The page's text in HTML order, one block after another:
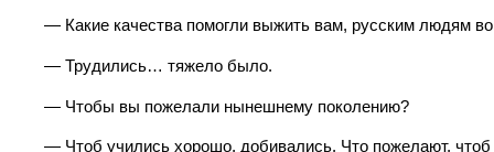
— Какие качества помогли выжить вам, русским людям
— Трудились… тяжело было.
— Чтобы вы пожелали нынешнему поколению?
— Чтоб учились хорошо, добивались. Что пожелают,